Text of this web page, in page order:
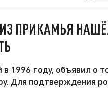
ПРИКАМЬЯ
1996 году, объявил о
Для подтверждения